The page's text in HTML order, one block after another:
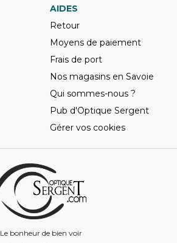
Le bonheur de bien voir
AIDES
Retour
Moyens de paiement
Frais de port
Nos magasins en Savoie
Qui sommes-nous ?
Pub d'Optique Sergent
Gérer vos cookies